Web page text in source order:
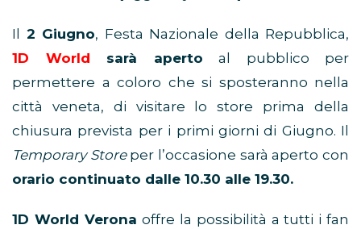
Il 2 Giugno, Festa Nazionale della Repubblica,
1D World sarà aperto al pubblico per
permettere a coloro che si sposteranno nella
città veneta, di visitare lo store prima della
chiusura prevista per i primi giorni di Giugno. Il
Temporary Storeper l’occasione sarà aperto con
orario continuato dalle 10.30 alle 19.30.
1D World Veronaoffre la possibilità a tutti i fan